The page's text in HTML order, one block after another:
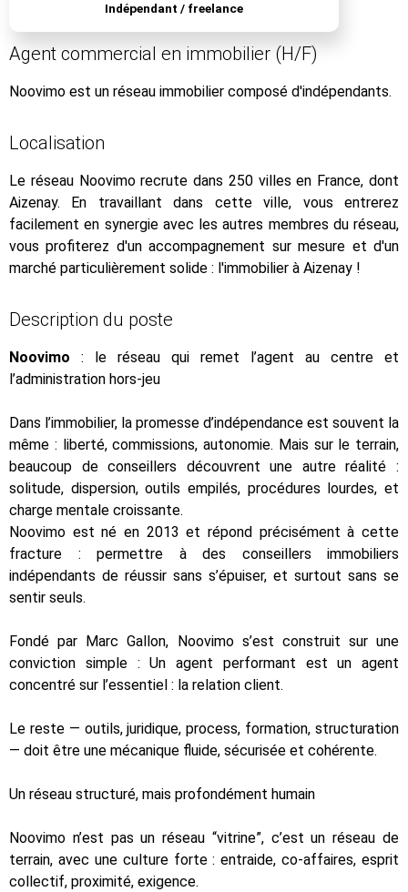
Indépendant / freelance
Agent commercial en immobilier (H/F)
Noovimo est un réseau immobilier composé d'indépendants.
Localisation
Le réseau Noovimo recrute dans 250 villes en France, dont
Aizenay. En travaillant dans cette ville, vous entrerez
facilement en synergie avec les autres membres du réseau,
vous profiterez d'un accompagnement sur mesure et d'un
marché particulièrement solide : l'immobilier à Aizenay !
Description du poste
Noovimo : le réseau qui remet l’agent au centre et
l’administration hors-jeu
Dans l’immobilier, la promesse d’indépendance est souvent la
même : liberté, commissions, autonomie. Mais sur le terrain,
beaucoup de conseillers découvrent une autre réalité :
solitude, dispersion, outils empilés, procédures lourdes, et
charge mentale croissante.
Noovimo est né en 2013 et répond précisément à cette
fracture : permettre à des conseillers immobiliers
indépendants de réussir sans s’épuiser, et surtout sans se
sentir seuls.
Fondé par Marc Gallon, Noovimo s’est construit sur une
conviction simple : Un agent performant est un agent
concentré sur l’essentiel : la relation client.
Le reste — outils, juridique, process, formation, structuration
— doit être une mécanique fluide, sécurisée et cohérente.
Un réseau structuré, mais profondément humain
Noovimo n’est pas un réseau “vitrine”, c’est un réseau de
terrain, avec une culture forte : entraide, co-affaires, esprit
collectif, proximité, exigence.